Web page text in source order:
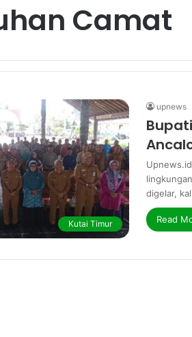
Camat
Kutai Timur
upnews
digelar,
Read